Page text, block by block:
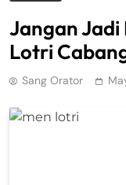
Jangan Jadi
Lotri
Sang Orator